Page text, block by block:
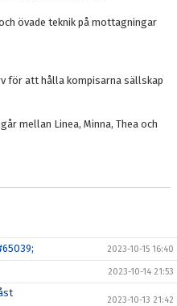
övade teknik på mottagningar
för att hålla kompisarna sällskap
mellan Linea, Minna, Thea och
2023-10-15 16:40
2023-10-14 21:53
2023-10-13 21:42